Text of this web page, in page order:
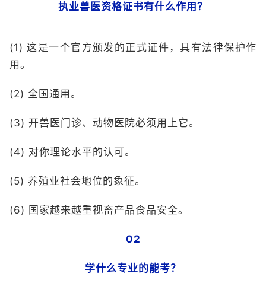
执业兽医资格证书有什么作用？
(1) 这是一个官方颁发的正式证件，具有法律保护作
用。
(2) 全国通用。
(3) 开兽医门诊、动物医院必须用上它。
(4) 对你理论水平的认可。
(5) 养殖业社会地位的象征。
(6) 国家越来越重视畜产品食品安全。
02
学什么专业的能考？